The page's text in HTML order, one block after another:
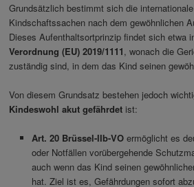
Grundsätzlich bestimmt sich die
Kindschaftssachen nach dem gewöhnlichen
Dieses Aufenthaltsortprinzip findet sich etwa
Verordnung (EU) 2019/1111, wonach die
zuständig sind, in dem das Kind seinen
Von diesem Grundsatz bestehen jedoch
Kindeswohl akut gefährdet ist:
Art. 20 Brüssel-IIb-VOermöglicht es
oder Notfällen vorübergehende
auch wenn das Kind seinen
hat. Ziel ist es, Gefährdungen sofort